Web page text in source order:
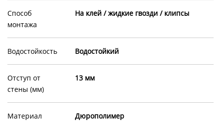
Способ
монтажа
На клей / жидкие гвозди / клипсы
Водостойкость Водостойкий
Отступ от
стены (мм)
13 мм
Материал Дюрополимер